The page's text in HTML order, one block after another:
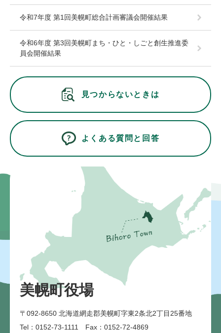
令和7年度 第1回美幌町総合計画審議会開催結果
令和6年度 第3回美幌町まち・ひと・しごと創生推進委
員会開催結果
見つからないときは
よくある質問と回答
美幌町役場
〒092-8650 北海道網走郡美幌町字東2条北2丁目25番地
Tel：0152-73-1111 Fax：0152-72-4869